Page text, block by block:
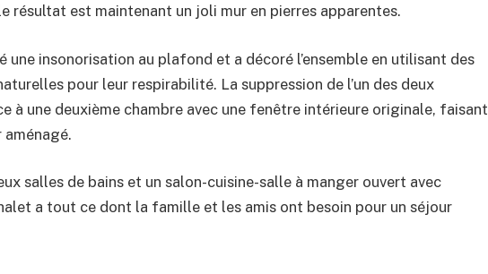
résultat est maintenant un joli mur en pierres apparentes.
une insonorisation au plafond et a décoré l’ensemble en utilisant des
pour leur respirabilité. La suppression de l’un des deux
à une deuxième chambre avec une fenêtre intérieure originale, faisant
aménagé.
salles de bains et un salon-cuisine-salle à manger ouvert avec
a tout ce dont la famille et les amis ont besoin pour un séjour